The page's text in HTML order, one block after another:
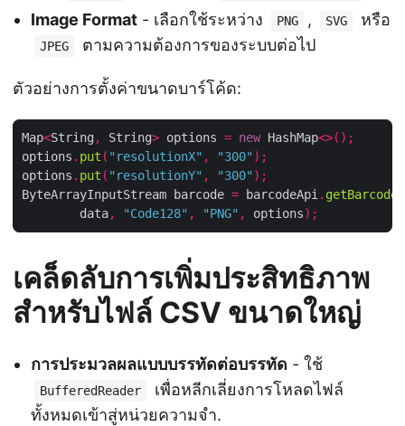
Image Format - เลือกใช้ระหว่าง PNG , SVG หรือ
JPEG ตามความต้องการของระบบต่อไป
ตัวอย่างการตั้งค่าขนาดบาร์โค้ด:
Map<String , String> options = new HashMap<>();
options . put ( "resolutionX" , "300" );
options . put ( "resolutionY" , "300" );
ByteArrayInputStream barcode = barcodeApi .
        data
, "Code128" , "PNG" , options);
เคล็ดลับการเพิ่มประสิทธิภาพ
สำหรับไฟล์ CSV ขนาดใหญ่
การประมวลผลแบบบรรทัดต่อบรรทัด - ใช้
BufferedReader
เพื่อหลีกเลี่ยงการโหลดไฟล์
ทั้งหมดเข้าสู่หน่วยความจำ.